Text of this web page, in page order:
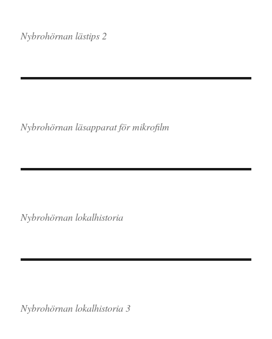
Nybrohörnan lästips 2
Nybrohörnan läsapparat för mikrofilm
Nybrohörnan lokalhistoria
Nybrohörnan lokalhistoria 3